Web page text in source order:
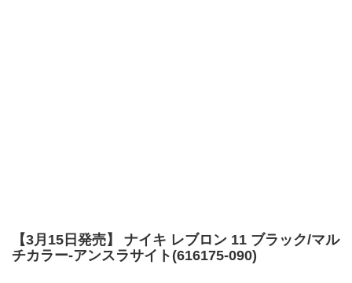
【3月15日発売】 ナイキ レブロン 11 ブラック/マル
チカラー-アンスラサイト(616175-090)